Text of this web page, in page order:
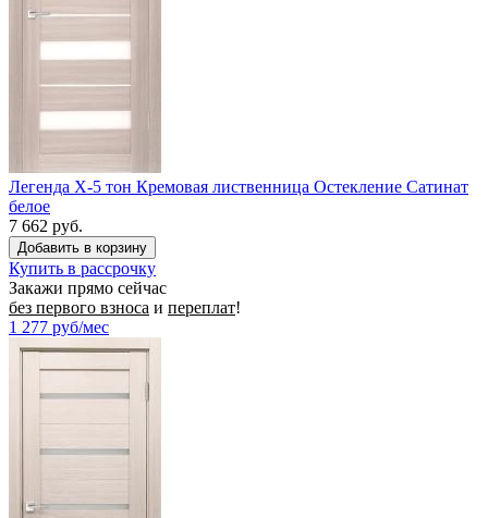
Легенда X-5 тон Кремовая лиственница Остекление Сатинат
белое
7 662 руб.
Купить в рассрочку
Закажи прямо сейчас
без первого взноса и переплат!
1 277 руб/мес